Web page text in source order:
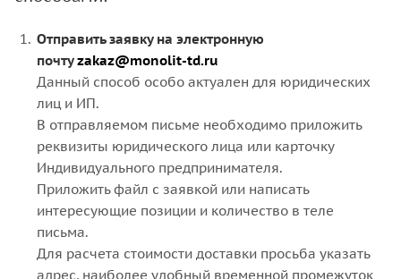
Отправить заявку на электронную
почтуzakaz@monolit-td.ru
Данный способ особо актуален для юридических
лиц и ИП.
В отправляемом письме необходимо приложить
реквизиты юридического лица или карточку
Индивидуального предпринимателя.
Приложить файл с заявкой или написать
интересующие позиции и количество в теле
письма.
Для расчета стоимости доставки просьба указать
адрес, наиболее удобный временной промежуток